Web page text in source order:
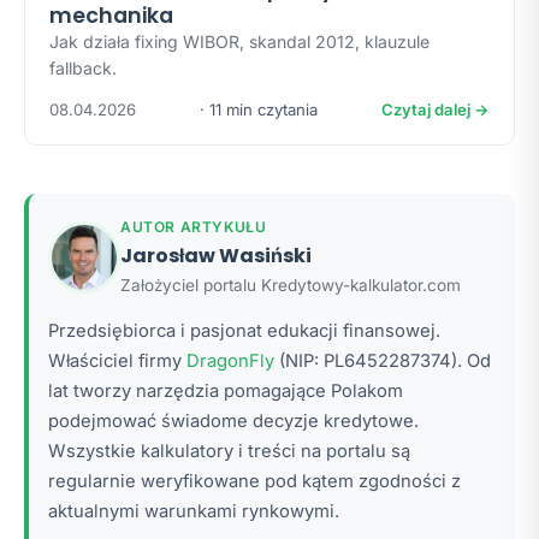
mechanika
Jak działa fixing WIBOR, skandal 2012, klauzule
fallback.
08.04.2026 · 11 min czytania Czytaj dalej →
AUTOR ARTYKUŁU
Jarosław Wasiński
Założyciel portalu Kredytowy-kalkulator.com
Przedsiębiorca i pasjonat edukacji finansowej.
Właściciel firmy DragonFly (NIP: PL6452287374). Od
lat tworzy narzędzia pomagające Polakom
podejmować świadome decyzje kredytowe.
Wszystkie kalkulatory i treści na portalu są
regularnie weryfikowane pod kątem zgodności z
aktualnymi warunkami rynkowymi.